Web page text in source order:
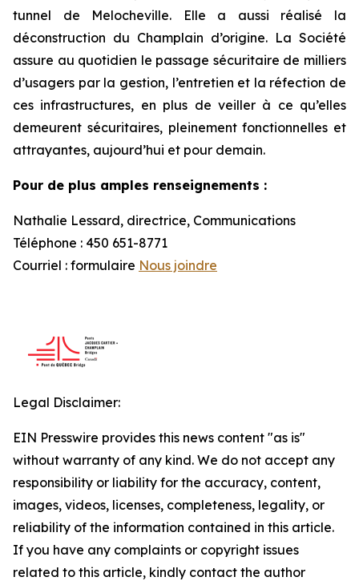
tunnel de Melocheville. Elle a aussi réalisé la
déconstruction du Champlain d’origine. La Société
assure au quotidien le passage sécuritaire de milliers
d’usagers par la gestion, l’entretien et la réfection de
ces infrastructures, en plus de veiller à ce qu’elles
demeurent sécuritaires, pleinement fonctionnelles et
attrayantes, aujourd’hui et pour demain.
Pour de plus amples renseignements :
Nathalie Lessard, directrice, Communications
Téléphone : 450 651-8771
Courriel : formulaire Nous joindre
Legal Disclaimer:
EIN Presswire provides this news content "as is"
without warranty of any kind. We do not accept any
responsibility or liability for the accuracy, content,
images, videos, licenses, completeness, legality, or
reliability of the information contained in this article.
If you have any complaints or copyright issues
related to this article, kindly contact the author